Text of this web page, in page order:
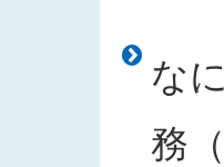
な
務